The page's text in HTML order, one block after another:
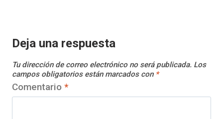
Deja una respuesta
Tu dirección de correo electrónico no será publicada. Los
campos obligatorios están marcados con *
Comentario *